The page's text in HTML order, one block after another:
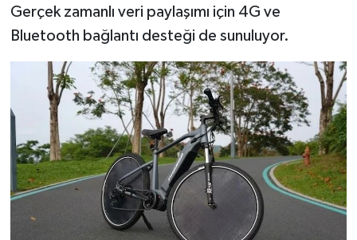
Gerçek zamanlı veri paylaşımı için 4G ve
Bluetooth bağlantı desteği de sunuluyor.